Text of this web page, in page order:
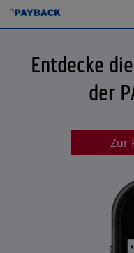
Entdecke
der
Zur